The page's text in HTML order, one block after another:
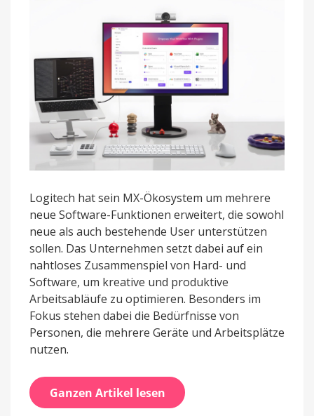
Logitech hat sein MX-Ökosystem um mehrere
neue Software-Funktionen erweitert, die sowohl
neue als auch bestehende User unterstützen
sollen. Das Unternehmen setzt dabei auf ein
nahtloses Zusammenspiel von Hard- und
Software, um kreative und produktive
Arbeitsabläufe zu optimieren. Besonders im
Fokus stehen dabei die Bedürfnisse von
Personen, die mehrere Geräte und Arbeitsplätze
nutzen.
Ganzen Artikel lesen